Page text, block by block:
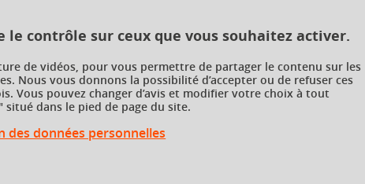
le contrôle sur ceux que vous souhaitez activer.
de vidéos, pour vous permettre de partager le contenu sur les
Nous vous donnons la possibilité d’accepter ou de refuser ces
Vous pouvez changer d’avis et modifier votre choix à tout
dans le pied de page du site.
données personnelles
Formations courtes
Recherche par facultés, écoles,
instituts
Enseignements transversaux à
choix (ETC)